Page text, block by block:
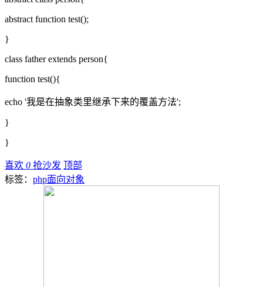
abstract function test();
}
class father extends person{
function test(){
echo '我是在抽象类里继承下来的覆盖方法';
}
}
喜欢 0 抢沙发 顶部
标签： php面向对象